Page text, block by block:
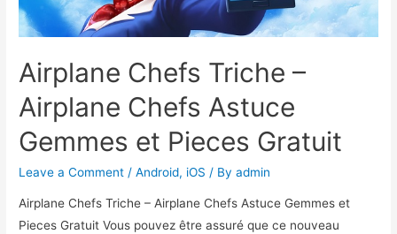
Airplane Chefs Triche –
Airplane Chefs Astuce
Gemmes et Pieces Gratuit
Leave a Comment /Android, iOS / Byadmin
Airplane Chefs Triche – Airplane Chefs Astuce Gemmes et
Pieces Gratuit Vous pouvez être assuré que ce nouveau